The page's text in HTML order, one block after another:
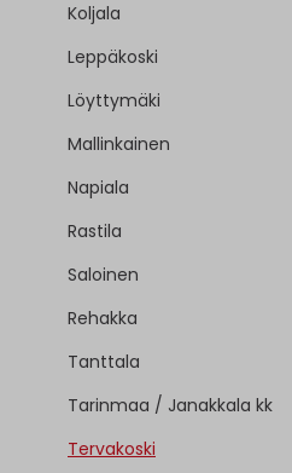
Koljala
Leppäkoski
Löyttymäki
Mallinkainen
Napiala
Rastila
Saloinen
Rehakka
Tanttala
Tarinmaa / Janakkala kk
Tervakoski